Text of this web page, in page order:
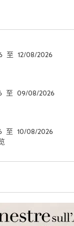
至 12/08/2026
至 09/08/2026
至 10/08/2026